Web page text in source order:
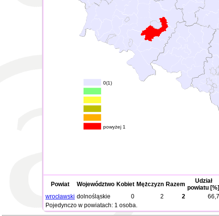
0(1)
powyżej 1
Powiat Województwo Kobiet Mężczyzn Razem
Udział
powiatu [%]
wrocławski dolnośląskie 0 2 2
66,7
Pojedynczo w powiatach: 1 osoba.